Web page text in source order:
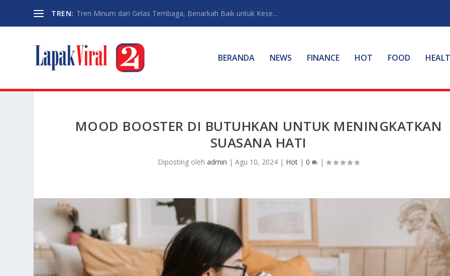
TREN: Tren Minum dari Gelas Tembaga, Benarkah Baik untuk Kese...
BERANDA NEWS FINANCE HOT FOOD
MOOD BOOSTER DI BUTUHKAN UNTUK MENINGKATKAN
SUASANA HATI
Diposting olehadmin |Agu 10, 2024 | Hot |0 |